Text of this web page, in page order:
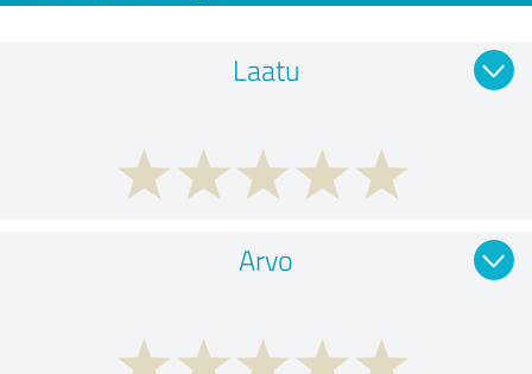
Laatu
Arvo